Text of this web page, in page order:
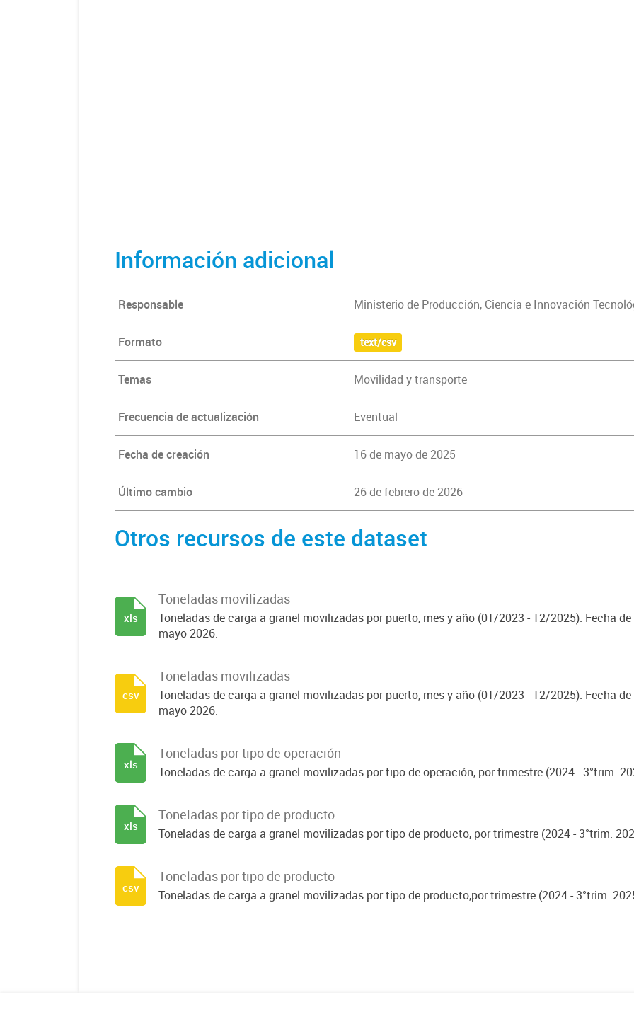
Información adicional
Responsable Ministerio de Producción, Ciencia e Innovación
Formato text/csv
Temas Movilidad y transporte
Frecuencia de actualización Eventual
Fecha de creación 16 de mayo de 2025
Último cambio 26 de febrero de 2026
Otros recursos de este dataset
Toneladas movilizadas
Toneladas de carga a granel movilizadas por puerto, mes y año (01/2023 - 12/2025). Fecha
mayo 2026.
xls
Toneladas movilizadas
Toneladas de carga a granel movilizadas por puerto, mes y año (01/2023 - 12/2025). Fecha
mayo 2026.
csv
Toneladas por tipo de operación
Toneladas de carga a granel movilizadas por tipo de operación, por trimestre (2024 - 3°trim.
xls
Toneladas por tipo de producto
Toneladas de carga a granel movilizadas por tipo de producto, por trimestre (2024 - 3°trim.
xls
Toneladas por tipo de producto
Toneladas de carga a granel movilizadas por tipo de producto,por trimestre (2024 - 3°trim.
csv